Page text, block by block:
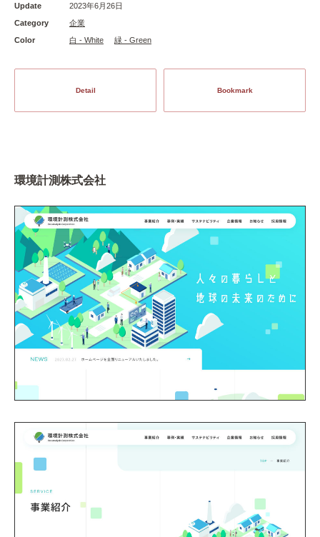
Update
2023年6月26日
Category
企業
Color
白 - White 緑 - Green
Detail Bookmark
環境計測株式会社